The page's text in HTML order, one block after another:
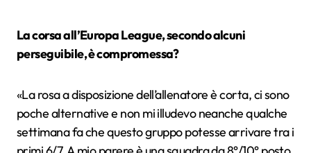
La corsa all’Europa League, secondo alcuni
perseguibile, è compromessa?
«La rosa a disposizione dell’allenatore è corta, ci sono
poche alternative e non mi illudevo neanche qualche
settimana fa che questo gruppo potesse arrivare tra i